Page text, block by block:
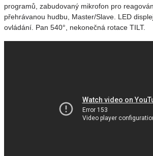
programů, zabudovaný mikrofon pro
přehrávanou hudbu, Master/Slave. LED
ovládání. Pan 540°, nekonečná rotace TILT.